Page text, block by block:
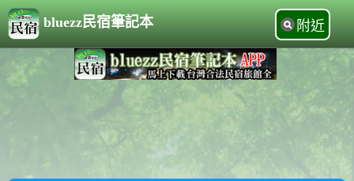
bluezz民宿筆記本 附近